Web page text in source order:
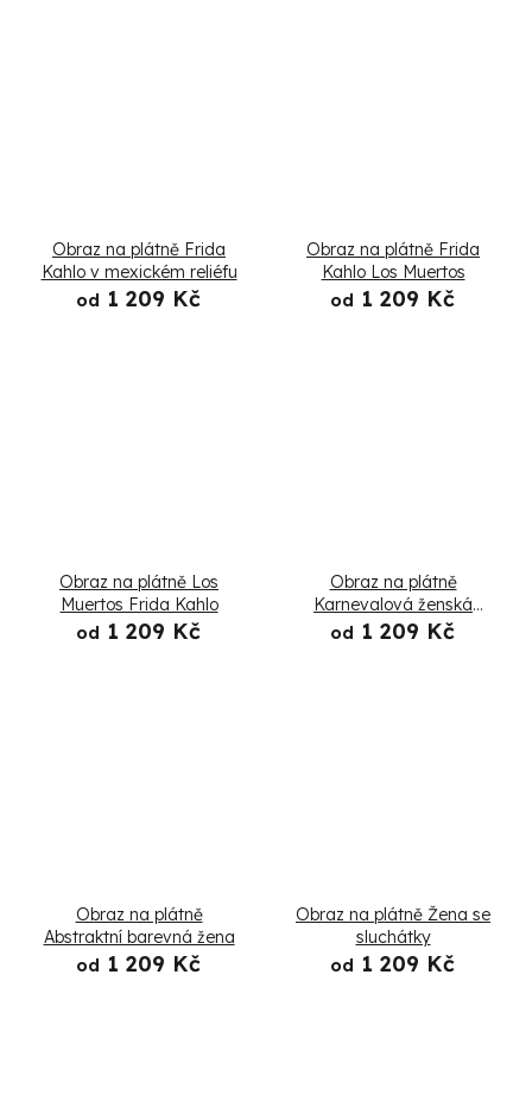
Obraz na plátně Frida
Kahlo v mexickém reliéfu
od 1 209 Kč
Obraz na plátně Frida
Kahlo Los Muertos
od 1 209 Kč
Obraz na plátně Los
Muertos Frida Kahlo
od 1 209 Kč
Obraz na plátně
Karnevalová ženská
abstrakce
od 1 209 Kč
Obraz na plátně
Abstraktní barevná žena
od 1 209 Kč
Obraz na plátně Žena se
sluchátky
od 1 209 Kč